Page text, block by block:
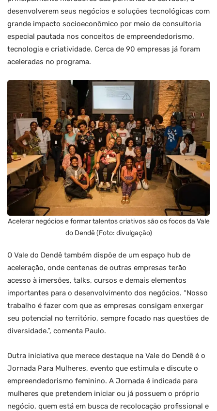
desenvolverem seus negócios e soluções tecnológicas com
grande impacto socioeconômico por meio de consultoria
especial pautada nos conceitos de empreendedorismo,
tecnologia e criatividade. Cerca de 90 empresas já foram
aceleradas no programa.
Acelerar negócios e formar talentos criativos são os focos da Vale
do Dendê (Foto: divulgação)
O Vale do Dendê também dispõe de um espaço hub de
aceleração, onde centenas de outras empresas terão
acesso à imersões, talks, cursos e demais elementos
importantes para o desenvolvimento dos negócios. “Nosso
trabalho é fazer com que as empresas consigam enxergar
seu potencial no território, sempre focado nas questões de
diversidade.”, comenta Paulo.
Outra iniciativa que merece destaque na Vale do Dendê é o
Jornada Para Mulheres, evento que estimula e discute o
empreendedorismo feminino. A Jornada é indicada para
mulheres que pretendem iniciar ou já possuem o próprio
negócio, quem está em busca de recolocação profissional e